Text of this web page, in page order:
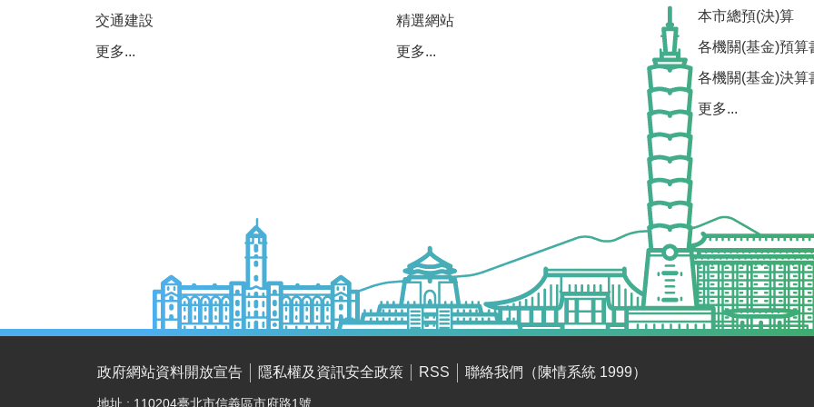
交通建設
更多...
精選網站
更多...
本市總預(決)算
各機關(基金)預算
各機關(基金)決算
更多...
政府網站資料開放宣告 隱私權及資訊安全政策 RSS 聯絡我們（陳情系統 1999）
地址 : 110204臺北市信義區市府路1號